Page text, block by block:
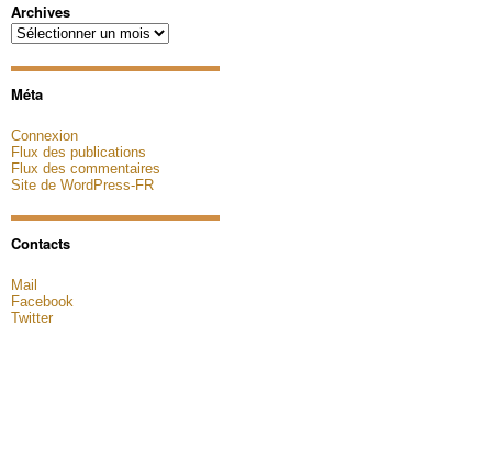
Archives
Archives
Méta
Connexion
Flux des publications
Flux des commentaires
Site de WordPress-FR
Contacts
Mail
Facebook
Twitter